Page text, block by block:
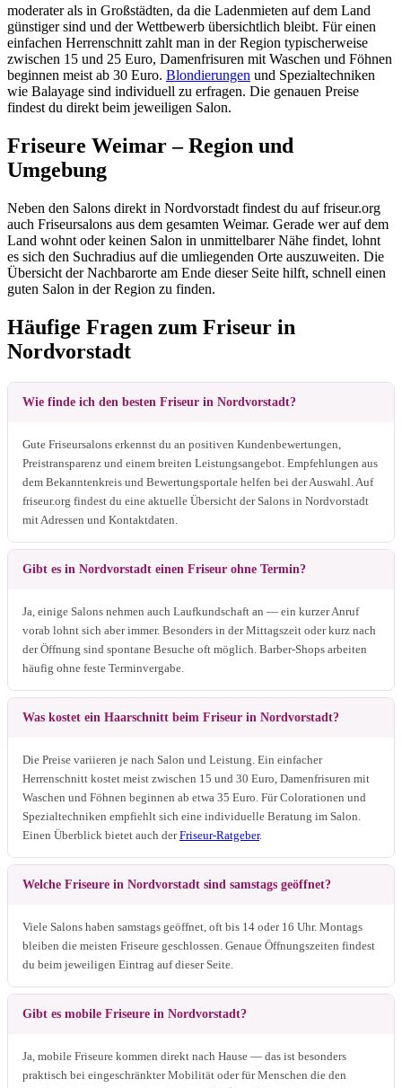
moderater als in Großstädten, da die Ladenmieten auf dem Land
günstiger sind und der Wettbewerb übersichtlich bleibt. Für einen
einfachen Herrenschnitt zahlt man in der Region typischerweise
zwischen 15 und 25 Euro, Damenfrisuren mit Waschen und Föhnen
beginnen meist ab 30 Euro. Blondierungen und Spezialtechniken
wie Balayage sind individuell zu erfragen. Die genauen Preise
findest du direkt beim jeweiligen Salon.
Friseure Weimar – Region und
Umgebung
Neben den Salons direkt in Nordvorstadt findest du auf friseur.org
auch Friseursalons aus dem gesamten Weimar. Gerade wer auf dem
Land wohnt oder keinen Salon in unmittelbarer Nähe findet, lohnt
es sich den Suchradius auf die umliegenden Orte auszuweiten. Die
Übersicht der Nachbarorte am Ende dieser Seite hilft, schnell einen
guten Salon in der Region zu finden.
Häufige Fragen zum Friseur in
Nordvorstadt
Wie finde ich den besten Friseur in Nordvorstadt?
Gute Friseursalons erkennst du an positiven Kundenbewertungen,
Preistransparenz und einem breiten Leistungsangebot. Empfehlungen aus
dem Bekanntenkreis und Bewertungsportale helfen bei der Auswahl. Auf
friseur.org findest du eine aktuelle Übersicht der Salons in Nordvorstadt
mit Adressen und Kontaktdaten.
Gibt es in Nordvorstadt einen Friseur ohne Termin?
Ja, einige Salons nehmen auch Laufkundschaft an — ein kurzer Anruf
vorab lohnt sich aber immer. Besonders in der Mittagszeit oder kurz nach
der Öffnung sind spontane Besuche oft möglich. Barber-Shops arbeiten
häufig ohne feste Terminvergabe.
Was kostet ein Haarschnitt beim Friseur in Nordvorstadt?
Die Preise variieren je nach Salon und Leistung. Ein einfacher
Herrenschnitt kostet meist zwischen 15 und 30 Euro, Damenfrisuren mit
Waschen und Föhnen beginnen ab etwa 35 Euro. Für Colorationen und
Spezialtechniken empfiehlt sich eine individuelle Beratung im Salon.
Einen Überblick bietet auch derFriseur-Ratgeber.
Welche Friseure in Nordvorstadt sind samstags geöffnet?
Viele Salons haben samstags geöffnet, oft bis 14 oder 16 Uhr. Montags
bleiben die meisten Friseure geschlossen. Genaue Öffnungszeiten findest
du beim jeweiligen Eintrag auf dieser Seite.
Gibt es mobile Friseure in Nordvorstadt?
Ja, mobile Friseure kommen direkt nach Hause — das ist besonders
praktisch bei eingeschränkter Mobilität oder für Menschen die den